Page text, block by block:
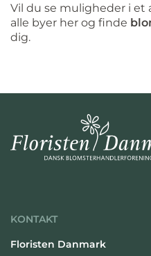
Vil du se muligheder i et
alle byer her og finde
dig.
KONTAKT
Floristen Danmark